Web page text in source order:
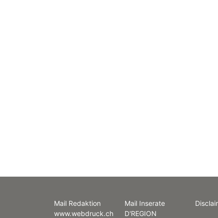
Mail Redaktion
www.webdruck.ch
Mail Inserate
D'REGION